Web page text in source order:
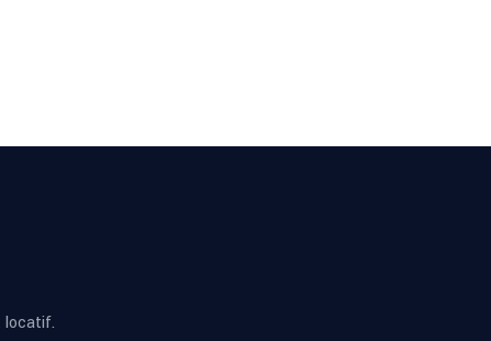
locatif.